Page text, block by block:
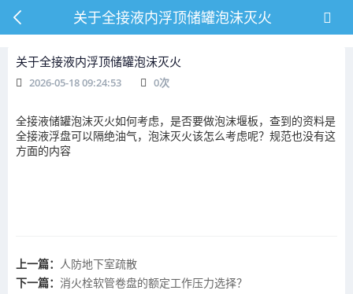
关于全接液内浮顶储罐泡沫灭火
关于全接液内浮顶储罐泡沫灭火
2026-05-18 09:24:53 0次
全接液储罐泡沫灭火如何考虑，是否要做泡沫堰板，查到的资料是
全接液浮盘可以隔绝油气，泡沫灭火该怎么考虑呢？规范也没有这
方面的内容
上一篇： 人防地下室疏散
下一篇： 消火栓软管卷盘的额定工作压力选择？